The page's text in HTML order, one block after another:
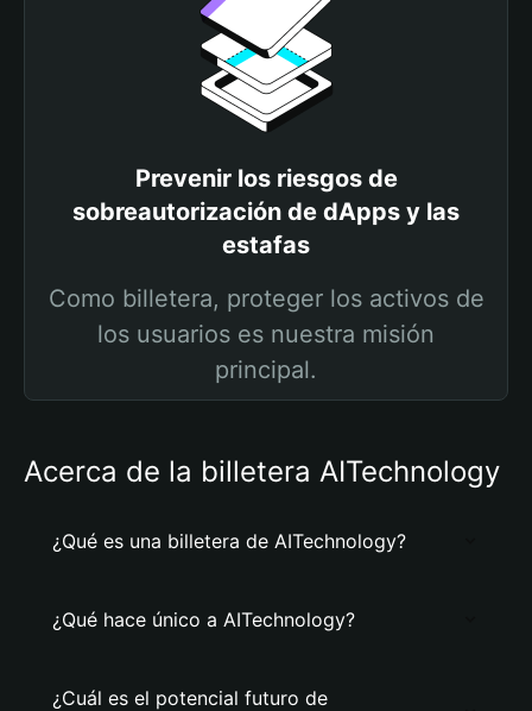
Prevenir los riesgos de
sobreautorización de dApps y las
estafas
Como billetera, proteger los activos de
los usuarios es nuestra misión
principal.
Acerca de la billetera AITechnology
¿Qué es una billetera de AITechnology?
¿Qué hace único a AITechnology?
¿Cuál es el potencial futuro de